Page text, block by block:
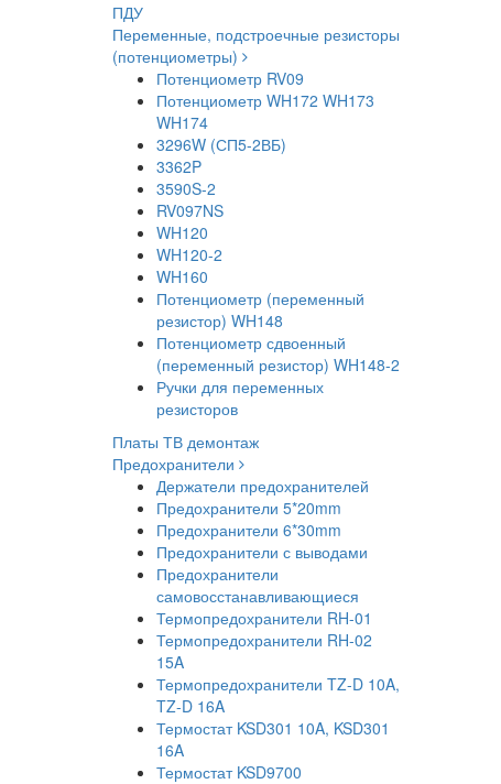
ПДУ
Переменные, подстроечные резисторы
(потенциометры)
Потенциометр RV09
Потенциометр WH172 WH173
WH174
3296W (СП5-2ВБ)
3362P
3590S-2
RV097NS
WH120
WH120-2
WH160
Потенциометр (переменный
резистор) WH148
Потенциометр сдвоенный
(переменный резистор) WH148-2
Ручки для переменных
резисторов
Платы ТВ демонтаж
Предохранители
Держатели предохранителей
Предохранители 5*20mm
Предохранители 6*30mm
Предохранители с выводами
Предохранители
самовосстанавливающиеся
Термопредохранители RH-01
Термопредохранители RH-02
15A
Термопредохранители TZ-D 10A,
TZ-D 16A
Термостат KSD301 10A, KSD301
16A
Термостат KSD9700